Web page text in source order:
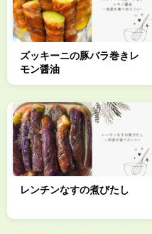
ズッキーニの豚バラ巻きレ
モン醤油
レンチンなすの煮びたし